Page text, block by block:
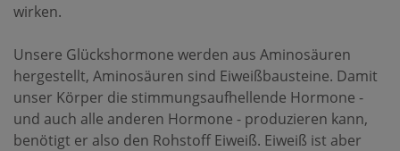
wirken.
Unsere Glückshormone werden aus Aminosäuren
hergestellt, Aminosäuren sind Eiweißbausteine. Damit
unser Körper die stimmungsaufhellende Hormone -
und auch alle anderen Hormone - produzieren kann,
benötigt er also den Rohstoff Eiweiß. Eiweiß ist aber